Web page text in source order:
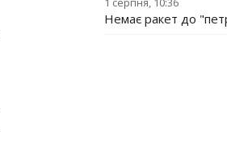
Немає ракет до